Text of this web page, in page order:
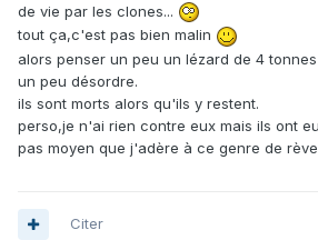
de vie par les clones...
tout ça,c'est pas bien malin
alors penser un peu un lézard de 4
un peu désordre.
ils sont morts alors qu'ils y restent.
perso,je n'ai rien contre eux mais ils ont
pas moyen que j'adère à ce genre de
Citer